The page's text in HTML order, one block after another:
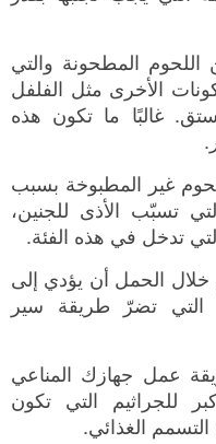
اللحوم المطحونة والتي
الأخرى مثل الفلفل
غالبًا ما تكون هذه
غير المطبوخة بسبب
تسبّب الأذى للجنين،
تدخل في هذه الفئة.
خلال الحمل أن يؤدي إلى
التي تضرّ طريقة سير
عمل جهازك المناعي
للجراثيم التي تكون
الغذائي.